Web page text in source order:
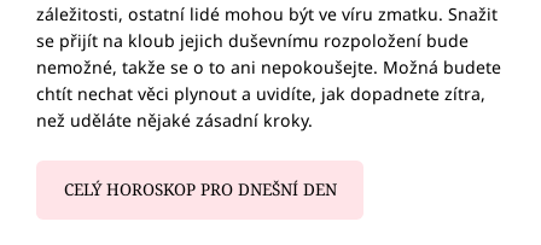
záležitosti, ostatní lidé mohou být ve víru zmatku. Snažit
se přijít na kloub jejich duševnímu rozpoložení bude
nemožné, takže se o to ani nepokoušejte. Možná budete
chtít nechat věci plynout a uvidíte, jak dopadnete zítra,
než uděláte nějaké zásadní kroky.
CELÝ HOROSKOP PRO DNEŠNÍ DEN